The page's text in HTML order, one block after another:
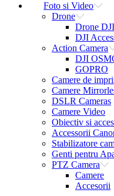
Foto si Video
Drone
Drone DJI
DJI
Action Camera
DJI
GOPRO
Camere de
Camere
DSLR Cameras
Camere Video
Obiectiv si
Accessorii
Stabilizatore
Genti pentru
PTZ Camera
Camere
Accesorii